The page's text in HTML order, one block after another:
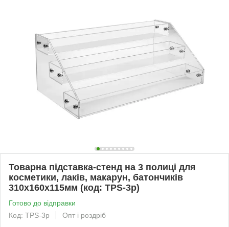
Товарна підставка-стенд на 3 полиці для
косметики, лаків, макарун, батончиків
310х160х115мм (код: TPS-3p)
Готово до відправки
Код: TPS-3p
Опт і роздріб